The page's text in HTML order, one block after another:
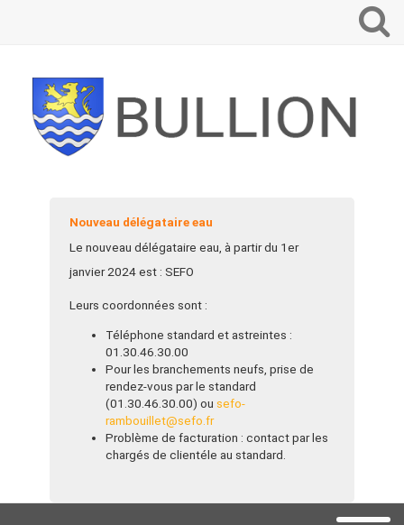
Que
voulez-
Nouveau délégataire eau
Le nouveau délégataire eau, à partir du 1er
janvier 2024 est : SEFO
Leurs coordonnées sont :
Téléphone standard et astreintes :
01.30.46.30.00
Pour les branchements neufs, prise de
rendez-vous par le standard
(01.30.46.30.00) ou sefo-
rambouillet@sefo.fr
Problème de facturation : contact par les
chargés de clientéle au standard.